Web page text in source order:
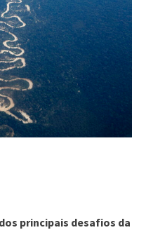
principais desafios da